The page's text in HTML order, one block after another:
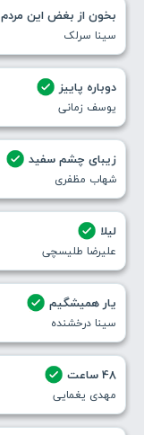
بخون از بغض این مردم
سینا سرلک
دوباره پاییز
یوسف زمانی
زیبای چشم سفید
شهاب مظفری
لیلا
علیرضا طلیسچی
یار همیشگیم
سینا درخشنده
48 ساعت
مهدی یغمایی